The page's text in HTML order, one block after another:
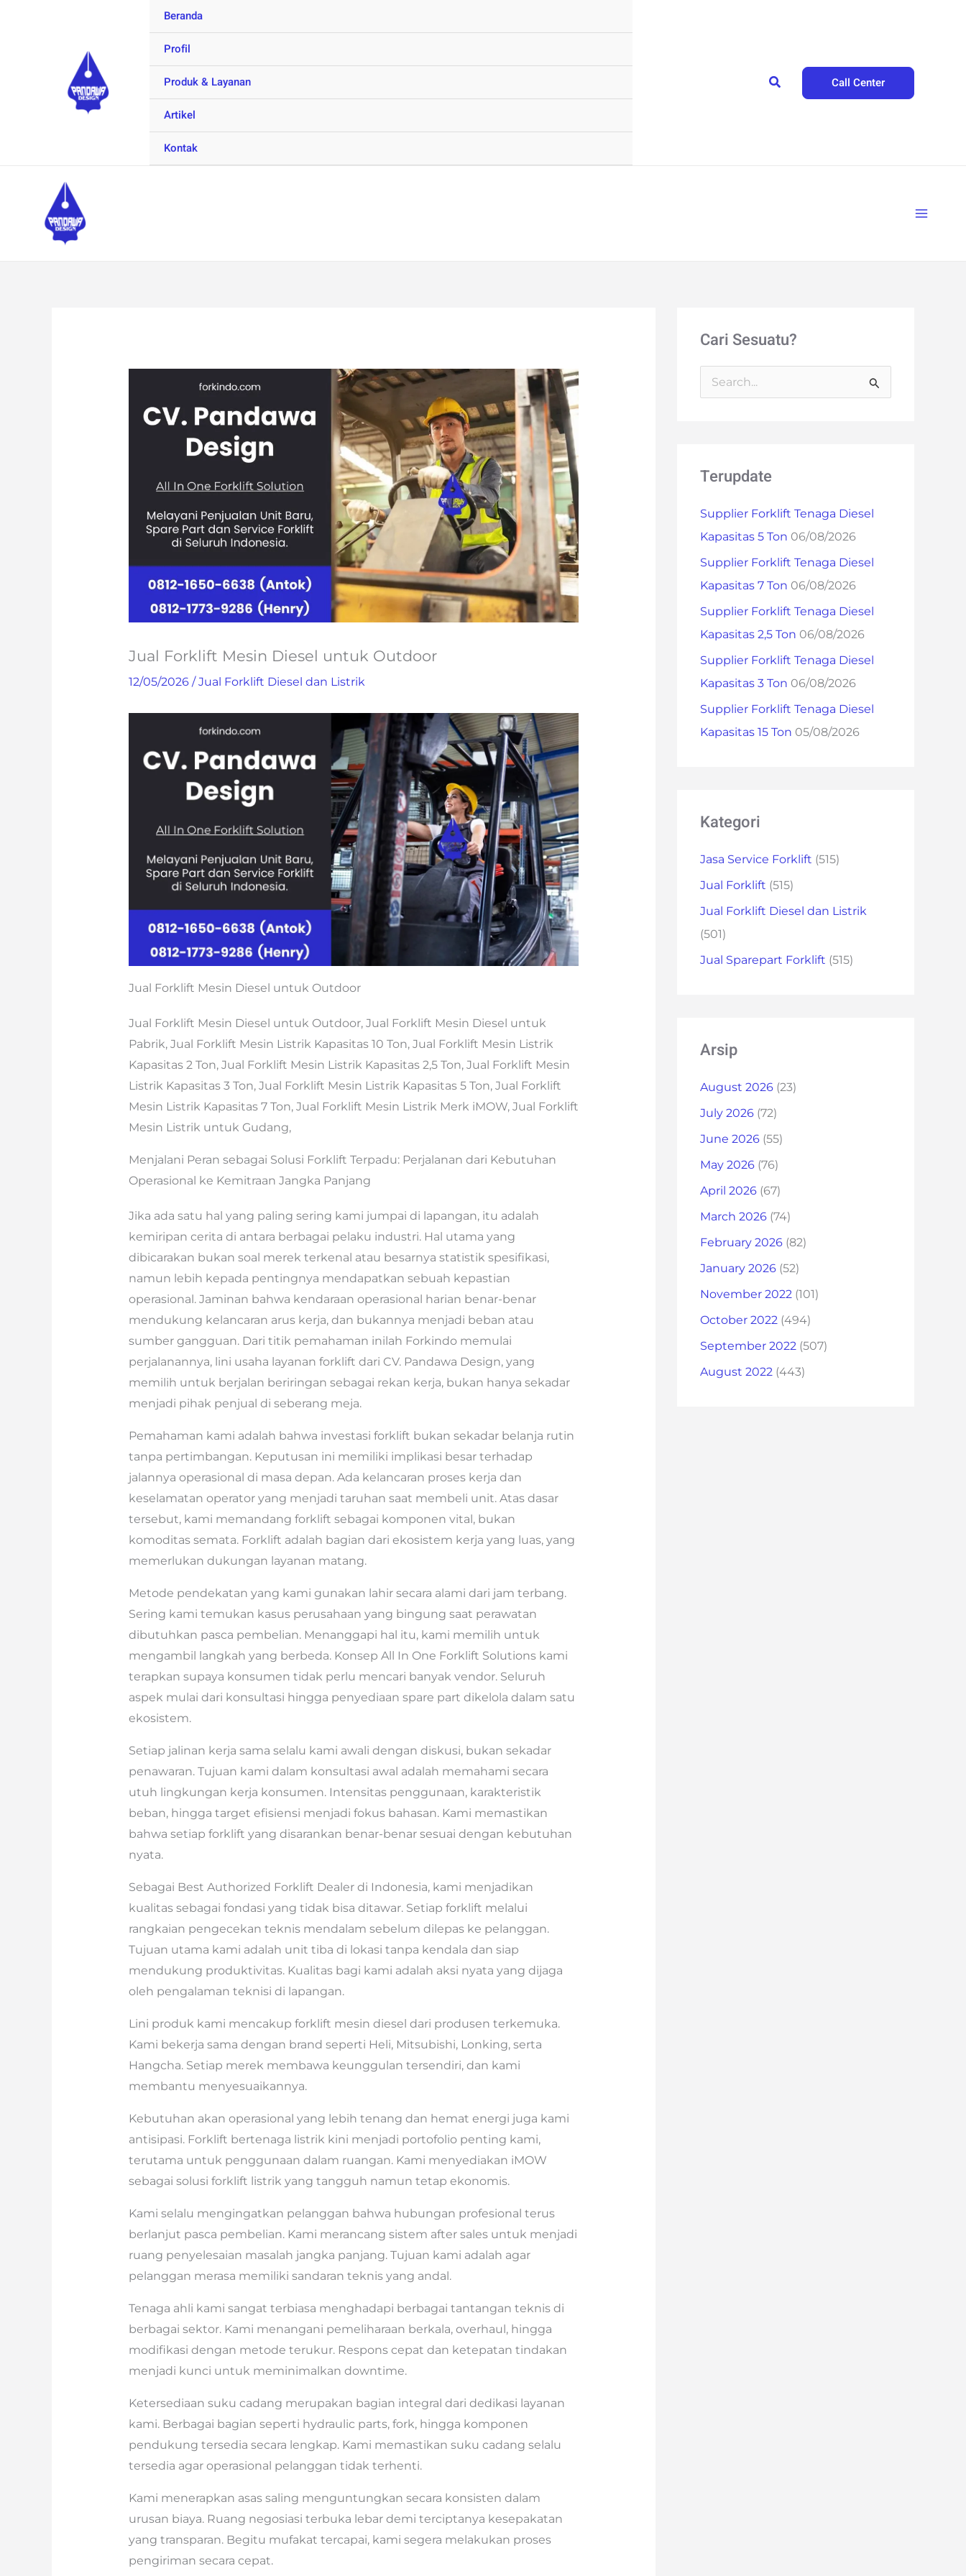
Beranda
Profil
Produk & Layanan
Artikel
Kontak
Search Call Center
Jual Forklift Mesin Diesel untuk Outdoor
12/05/2026 /Jual Forklift Diesel dan Listrik
Jual Forklift Mesin Diesel untuk Outdoor
Jual Forklift Mesin Diesel untuk Outdoor, Jual Forklift Mesin Diesel untuk
Pabrik, Jual Forklift Mesin Listrik Kapasitas 10 Ton, Jual Forklift Mesin Listrik
Kapasitas 2 Ton, Jual Forklift Mesin Listrik Kapasitas 2,5 Ton, Jual Forklift Mesin
Listrik Kapasitas 3 Ton, Jual Forklift Mesin Listrik Kapasitas 5 Ton, Jual Forklift
Mesin Listrik Kapasitas 7 Ton, Jual Forklift Mesin Listrik Merk iMOW, Jual Forklift
Mesin Listrik untuk Gudang,
Menjalani Peran sebagai Solusi Forklift Terpadu: Perjalanan dari Kebutuhan
Operasional ke Kemitraan Jangka Panjang
Jika ada satu hal yang paling sering kami jumpai di lapangan, itu adalah
kemiripan cerita di antara berbagai pelaku industri. Hal utama yang
dibicarakan bukan soal merek terkenal atau besarnya statistik spesifikasi,
namun lebih kepada pentingnya mendapatkan sebuah kepastian
operasional. Jaminan bahwa kendaraan operasional harian benar-benar
mendukung kelancaran arus kerja, dan bukannya menjadi beban atau
sumber gangguan. Dari titik pemahaman inilah Forkindo memulai
perjalanannya, lini usaha layanan forklift dari CV. Pandawa Design, yang
memilih untuk berjalan beriringan sebagai rekan kerja, bukan hanya sekadar
menjadi pihak penjual di seberang meja.
Pemahaman kami adalah bahwa investasi forklift bukan sekadar belanja rutin
tanpa pertimbangan. Keputusan ini memiliki implikasi besar terhadap
jalannya operasional di masa depan. Ada kelancaran proses kerja dan
keselamatan operator yang menjadi taruhan saat membeli unit. Atas dasar
tersebut, kami memandang forklift sebagai komponen vital, bukan
komoditas semata. Forklift adalah bagian dari ekosistem kerja yang luas, yang
memerlukan dukungan layanan matang.
Metode pendekatan yang kami gunakan lahir secara alami dari jam terbang.
Sering kami temukan kasus perusahaan yang bingung saat perawatan
dibutuhkan pasca pembelian. Menanggapi hal itu, kami memilih untuk
mengambil langkah yang berbeda. Konsep All In One Forklift Solutions kami
terapkan supaya konsumen tidak perlu mencari banyak vendor. Seluruh
aspek mulai dari konsultasi hingga penyediaan spare part dikelola dalam satu
ekosistem.
Setiap jalinan kerja sama selalu kami awali dengan diskusi, bukan sekadar
penawaran. Tujuan kami dalam konsultasi awal adalah memahami secara
utuh lingkungan kerja konsumen. Intensitas penggunaan, karakteristik
beban, hingga target efisiensi menjadi fokus bahasan. Kami memastikan
bahwa setiap forklift yang disarankan benar-benar sesuai dengan kebutuhan
nyata.
Sebagai Best Authorized Forklift Dealer di Indonesia, kami menjadikan
kualitas sebagai fondasi yang tidak bisa ditawar. Setiap forklift melalui
rangkaian pengecekan teknis mendalam sebelum dilepas ke pelanggan.
Tujuan utama kami adalah unit tiba di lokasi tanpa kendala dan siap
mendukung produktivitas. Kualitas bagi kami adalah aksi nyata yang dijaga
oleh pengalaman teknisi di lapangan.
Lini produk kami mencakup forklift mesin diesel dari produsen terkemuka.
Kami bekerja sama dengan brand seperti Heli, Mitsubishi, Lonking, serta
Hangcha. Setiap merek membawa keunggulan tersendiri, dan kami
membantu menyesuaikannya.
Kebutuhan akan operasional yang lebih tenang dan hemat energi juga kami
antisipasi. Forklift bertenaga listrik kini menjadi portofolio penting kami,
terutama untuk penggunaan dalam ruangan. Kami menyediakan iMOW
sebagai solusi forklift listrik yang tangguh namun tetap ekonomis.
Kami selalu mengingatkan pelanggan bahwa hubungan profesional terus
berlanjut pasca pembelian. Kami merancang sistem after sales untuk menjadi
ruang penyelesaian masalah jangka panjang. Tujuan kami adalah agar
pelanggan merasa memiliki sandaran teknis yang andal.
Tenaga ahli kami sangat terbiasa menghadapi berbagai tantangan teknis di
berbagai sektor. Kami menangani pemeliharaan berkala, overhaul, hingga
modifikasi dengan metode terukur. Respons cepat dan ketepatan tindakan
menjadi kunci untuk meminimalkan downtime.
Ketersediaan suku cadang merupakan bagian integral dari dedikasi layanan
kami. Berbagai bagian seperti hydraulic parts, fork, hingga komponen
pendukung tersedia secara lengkap. Kami memastikan suku cadang selalu
tersedia agar operasional pelanggan tidak terhenti.
Kami menerapkan asas saling menguntungkan secara konsisten dalam
urusan biaya. Ruang negosiasi terbuka lebar demi terciptanya kesepakatan
yang transparan. Begitu mufakat tercapai, kami segera melakukan proses
pengiriman secara cepat.
Cari Sesuatu?
r
:
Terupdate
Supplier Forklift Tenaga Diesel
Kapasitas 5 Ton 06/08/2026
Supplier Forklift Tenaga Diesel
Kapasitas 7 Ton 06/08/2026
Supplier Forklift Tenaga Diesel
Kapasitas 2,5 Ton 06/08/2026
Supplier Forklift Tenaga Diesel
Kapasitas 3 Ton 06/08/2026
Supplier Forklift Tenaga Diesel
Kapasitas 15 Ton 05/08/2026
Kategori
Jasa Service Forklift (515)
Jual Forklift (515)
Jual Forklift Diesel dan Listrik
(501)
Jual Sparepart Forklift (515)
Arsip
August 2026 (23)
July 2026 (72)
June 2026 (55)
May 2026 (76)
April 2026 (67)
March 2026 (74)
February 2026 (82)
January 2026 (52)
November 2022 (101)
October 2022 (494)
September 2022 (507)
August 2022 (443)